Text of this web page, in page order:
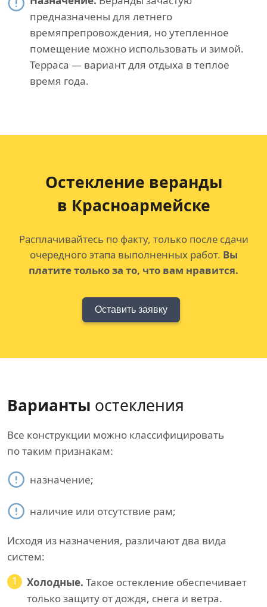
предназначены для летнего
времяпрепровождения, но утепленное
помещение можно использовать и зимой.
Терраса — вариант для отдыха в теплое
время года.
Остекление веранды
в Красноармейске
Расплачивайтесь по факту, только после сдачи
очередного этапа выполненных работ. Вы
платите только за то, что вам нравится.
Оставить заявку
Варианты остекления
Все конструкции можно классифицировать
по таким признакам:
назначение;
наличие или отсутствие рам;
Исходя из назначения, различают два вида
систем:
1
Холодные. Такое остекление обеспечивает
только защиту от дождя, снега и ветра.